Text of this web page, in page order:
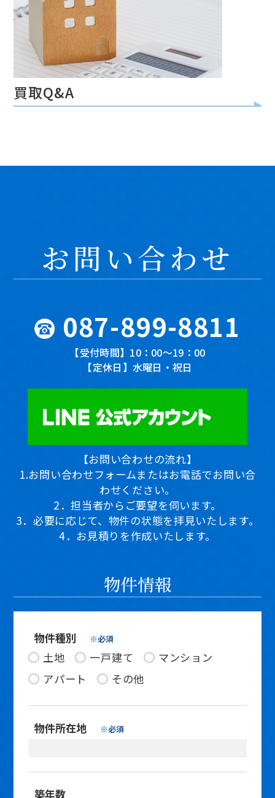
買取Q&A
お問い合わせ
087-899-8811
【受付時間】 10：00〜19：00
【定休日】 水曜日・祝日
【お問い合わせの流れ】
1.お問い合わせフォームまたはお電話でお問い合
わせください。
2．担当者からご要望を伺います。
3．必要に応じて、物件の状態を拝見いたします。
4．お見積りを作成いたします。
物件情報
物件種別 ※必須
土地 一戸建て
マンション
アパート
その他
物件所在地 ※必須
築年数